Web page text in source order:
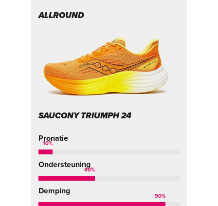
ALLROUND
SAUCONY TRIUMPH 24
Pronatie
10%
Ondersteuning
40%
Demping
90%